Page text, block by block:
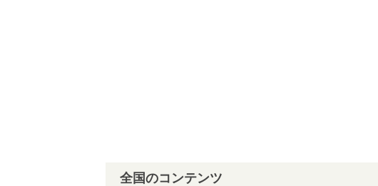
全国のコンテンツ